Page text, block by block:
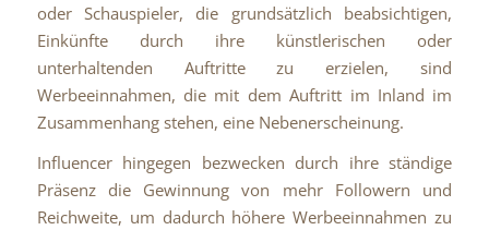
oder Schauspieler, die grundsätzlich beabsichtigen,
Einkünfte durch ihre künstlerischen oder
unterhaltenden Auftritte zu erzielen, sind
Werbeeinnahmen, die mit dem Auftritt im Inland im
Zusammenhang stehen, eine Nebenerscheinung.
Influencer hingegen bezwecken durch ihre ständige
Präsenz die Gewinnung von mehr Followern und
Reichweite, um dadurch höhere Werbeeinnahmen zu